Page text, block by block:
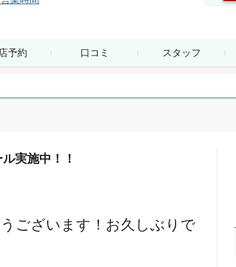
予約 口コミ スタッフ
実施中！！
ございます！お久しぶりで